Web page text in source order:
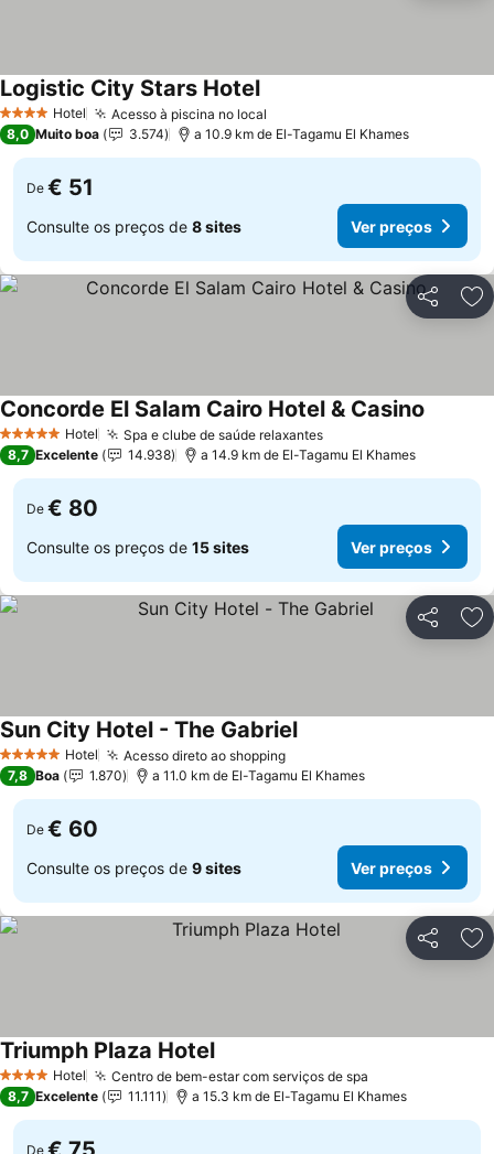
4 EstrelasHotel Acesso à piscina no local
Logistic City Stars Hotel
8,0 Muito boa 3.574 a 10.9 km de El-Tagamu El Khames
De € 51
Consulte os preços de 8 sites Ver preços
Partilhar
5 Estrelas Hotel Spa e clube de saúde relaxantes
Concorde El Salam Cairo Hotel & Casino
8,7 Excelente 14.938 a 14.9 km de El-Tagamu El Khames
De € 80
Consulte os preços de 15 sites Ver preços
Partilhar
5 Estrelas Hotel Acesso direto ao shopping
Sun City Hotel - The Gabriel
7,8 Boa 1.870 a 11.0 km de El-Tagamu El Khames
De € 60
Consulte os preços de 9 sites Ver preços
Partilhar
4 EstrelasHotel Centro de bem-estar com serviços de spa
Triumph Plaza Hotel
8,7 Excelente 11.111 a 15.3 km de El-Tagamu El Khames
De